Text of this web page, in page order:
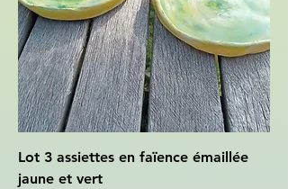
Lot 3 assiettes en faïence émaillée
jaune et vert